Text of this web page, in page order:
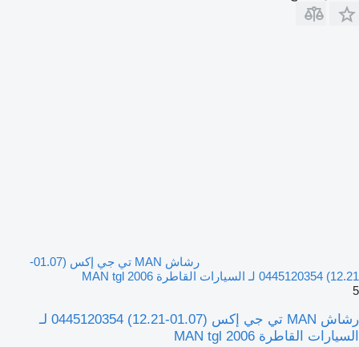
رشاش MAN تي جي إكس (01.07-
12.21) 0445120354 لـ السيارات القاطرة MAN tgl 2006
5
رشاش MAN تي جي إكس (01.07-12.21) 0445120354 لـ
السيارات القاطرة MAN tgl 2006